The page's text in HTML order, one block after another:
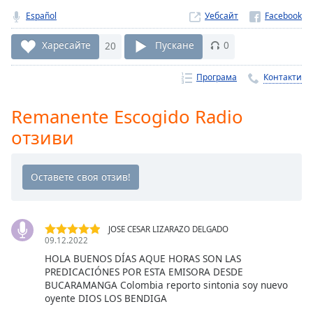
live LIVE
Remaining
Time-
Rate
Chapters
Chapters
descriptions
off
,
selected
subtitles
Español Уебсайт
Харесайте 20 Пускане 0
Програма Контакти
Remanente Escogido Radio
отзиви
JOSE CESAR LIZARAZO DELGADO
09.12.2022
HOLA BUENOS DÍAS AQUE HORAS SON LAS
PREDICACIÓNES POR ESTA EMISORA DESDE
BUCARAMANGA Colombia reporto sintonia soy nuevo
oyente DIOS LOS BENDIGA